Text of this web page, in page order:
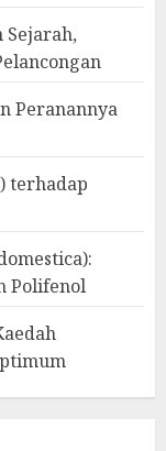
Peranannya
terhadap
Polifenol